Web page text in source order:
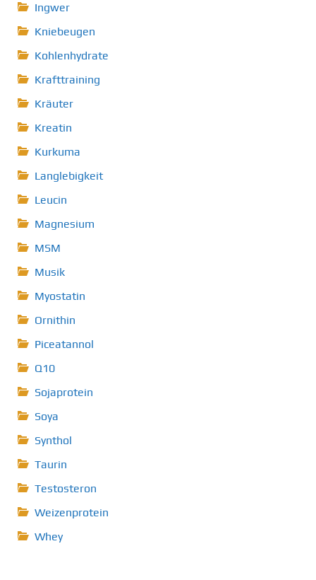
Ingwer
Kniebeugen
Kohlenhydrate
Krafttraining
Kräuter
Kreatin
Kurkuma
Langlebigkeit
Leucin
Magnesium
MSM
Musik
Myostatin
Ornithin
Piceatannol
Q10
Sojaprotein
Soya
Synthol
Taurin
Testosteron
Weizenprotein
Whey